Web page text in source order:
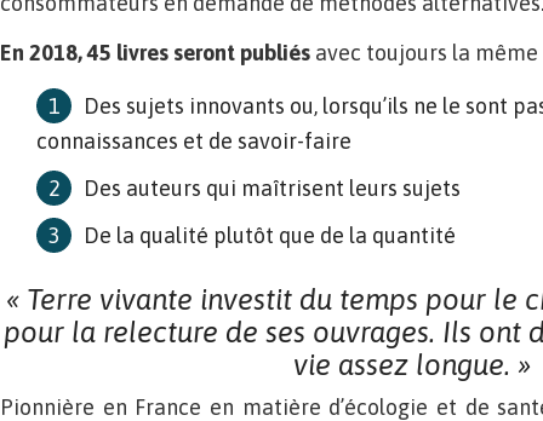
En 2018, 45 livres seront publiés avec toujours la même
Des sujets innovants ou, lorsqu’ils ne le sont
connaissances et de savoir-faire
Des auteurs qui maîtrisent leurs sujets
De la qualité plutôt que de la quantité
« Terre vivante investit du temps pour le
pour la relecture de ses ouvrages. Ils ont
vie assez longue. »
Pionnière en France en matière d’écologie et de